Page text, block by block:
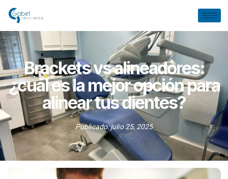
Brackets vs alineadores:
¿cuál es la mejor opción para
alinear tus dientes?
Publicado:julio 25, 2025